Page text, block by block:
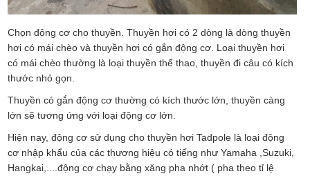
Chọn động cơ cho thuyền. Thuyền hơi có 2 dòng là dòng thuyền
hơi có mái chèo và thuyền hơi có gắn động cơ. Loại thuyền hơi
có mái chèo thường là loại thuyền thể thao, thuyền đi câu có kích
thước nhỏ gọn.
Thuyền có gắn động cơ thường có kích thước lớn, thuyền càng
lớn sẽ tương ứng với loại động cơ lớn.
Hiện nay, động cơ sử dụng cho thuyền hơi Tadpole là loại động
cơ nhập khẩu của các thương hiệu có tiếng như Yamaha ,Suzuki,
Hangkai,....động cơ chạy bằng xăng pha nhớt ( pha theo tỉ lệ